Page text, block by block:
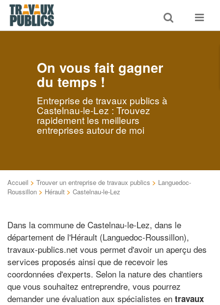
Toggle
search
Toggle
On vous fait gagner
du temps !
Entreprise de travaux publics à
Castelnau-le-Lez : Trouvez
rapidement les meilleurs
entreprises autour de moi
Accueil > Trouver un entreprise de travaux publics > Languedoc-
Roussillon > Hérault > Castelnau-le-Lez
Dans la commune de Castelnau-le-Lez, dans le
département de l'Hérault (Languedoc-Roussillon),
travaux-publics.net vous permet d'avoir un aperçu des
services proposés ainsi que de recevoir les
coordonnées d'experts. Selon la nature des chantiers
que vous souhaitez entreprendre, vous pourrez
demander une évaluation aux spécialistes en travaux